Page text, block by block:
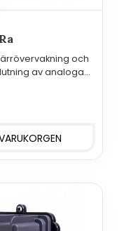
och
av analoga,
LoRaWAN